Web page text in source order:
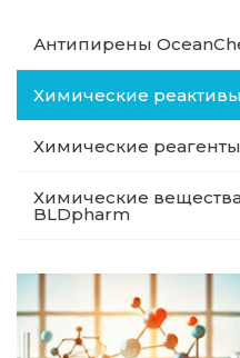
Антипирены
Химические
Химические реагенты
Химические
BLDpharm